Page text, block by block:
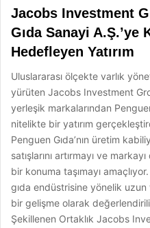
Jacobs Investment
Gıda Sanayi
Hedefleyen Yatırım
Uluslararası ölçekte varlık
yürüten Jacobs Investment
yerleşik markalarından
nitelikte bir yatırım
Penguen Gıda’nın üretim
satışlarını artırmayı ve
bir konuma taşımayı
gıda endüstrisine yönelik uzun
bir gelişme olarak
Şekillenen Ortaklık Jacobs